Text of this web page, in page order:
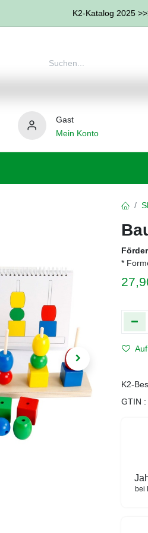
K2-Katalog 2025
Gast
Mein Konto
*
K2-
GTIN :
bei